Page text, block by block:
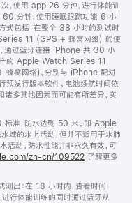
，使用 app 26 分钟，进行体能训
分钟，使用睡眠跟踪功能 6 小
包括：在整个 38 小时的测试时
11 (GPS + 蜂窝网络) 的使
，通过蓝牙连接 iPhone 共 30 小
的 Apple Watch Series 11
窝网络)，分别与 iPhone 配对
预发行版本软件。电池续航时间依
诸多其他因素而可能有所差异，实
准，防水达到 50 米。即 Apple
域的水上活动，但并不适用于水肺
活动。防水性能并非永久有效，可
zh-cn/109522 了解更多
出：在 18 小时内，查看时间
行体能训练的同时通过蓝牙从